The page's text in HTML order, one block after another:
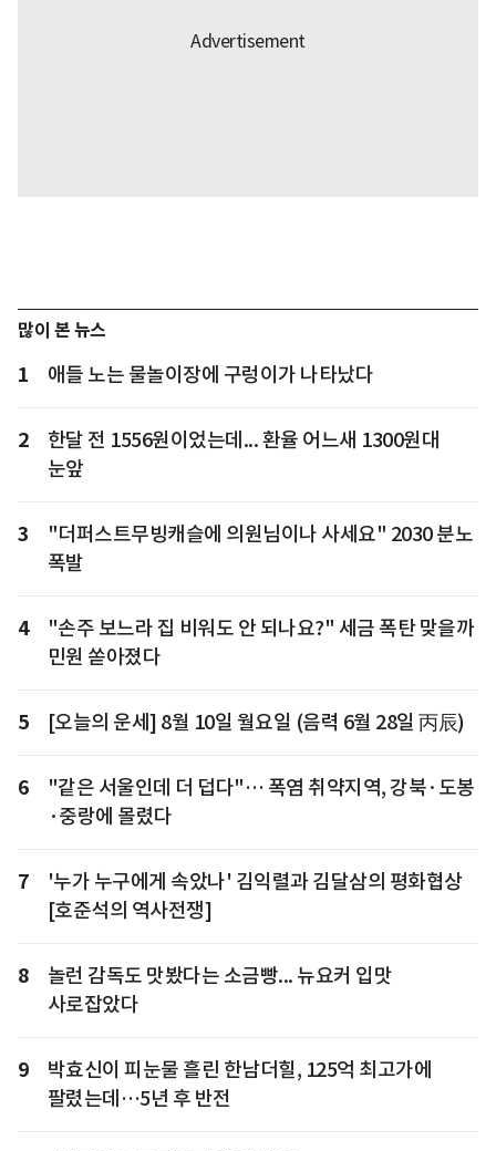
많이 본 뉴스
1 애들 노는 물놀이장에 구렁이가 나타났다
2
한달 전 1556원이었는데... 환율 어느새 1300원대
눈앞
3
"더퍼스트무빙캐슬에 의원님이나 사세요" 2030 분노
폭발
4
"손주 보느라 집 비워도 안 되나요?" 세금 폭탄 맞을까
민원 쏟아졌다
5 [오늘의 운세] 8월 10일 월요일 (음력 6월 28일 丙辰)
6
"같은 서울인데 더 덥다"… 폭염 취약지역, 강북·도봉
·중랑에 몰렸다
7
'누가 누구에게 속았나' 김익렬과 김달삼의 평화협상
[호준석의 역사전쟁]
8
놀런 감독도 맛봤다는 소금빵... 뉴요커 입맛
사로잡았다
9
박효신이 피눈물 흘린 한남더힐, 125억 최고가에
팔렸는데…5년 후 반전